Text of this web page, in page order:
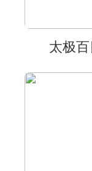
太极